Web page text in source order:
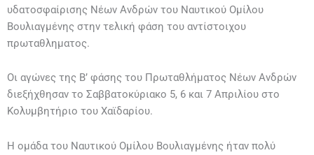
υδατοσφαίρισης Νέων Ανδρών του Ναυτικού Ομίλου
Βουλιαγμένης στην τελική φάση του αντίστοιχου
πρωταθληματος.
Οι αγώνες της Β’ φάσης του Πρωταθλήματος Νέων Ανδρών
διεξήχθησαν το Σαββατοκύριακο 5, 6 και 7 Απριλίου στο
Κολυμβητήριο του Χαϊδαρίου.
Η ομάδα του Ναυτικού Ομίλου Βουλιαγμένης ήταν πολύ